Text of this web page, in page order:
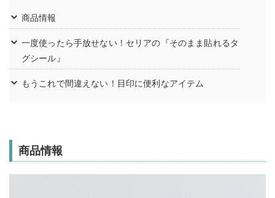
商品情報
一度使ったら手放せない！セリアの『そのまま貼れるタ
グシール』
もうこれで間違えない！目印に便利なアイテム
商品情報